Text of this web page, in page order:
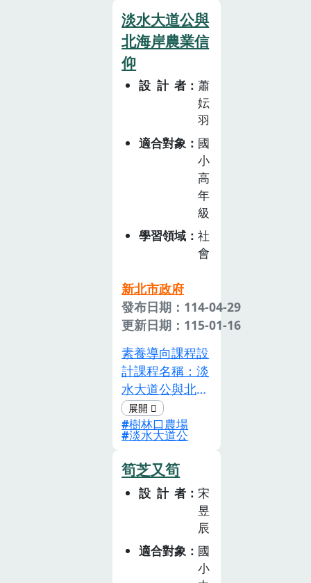
養成。就學校教
育來說，「食農
教育」可說是當
代社會重要的新
興議題。「民以
食為天」，飲食
可以連結從「土
地到餐桌」的過
程，透過瞭解食
物的來源、食物
與在地的關係，
能依據個人需求
做出適切及安心
的選擇。參與食
解各種農業活
動、關懷自然與
環境，進而覺察
農業的多功能性
與價值，並支持
在地農業與永續
發展。本手冊將
「食農教育」定
位為「議題」進
明食農教育的基
本理念、學習目
標、學習主題與
實質內涵，以作
為課程設計與教
學實施的基礎，
菜、龍葵、馬齒
莧、刺莧、野莧
等，皆為原住民
族飲食文化中的
重要作物。在種
植方式上，園區
融合傳統農法與
現代友善耕作技
術，維護生物多
康，同時展現出
原住民族順應自
然、尊重土地的
農事智慧。為推
與文化發展，園
區積極配合新北
市政府「特色
農‧主題遊」產
業品牌策略，並
串聯過往原民產
業推動成果，將
農業、文化、教
育與觀光相結
在地精神與文化
特色的農事體驗
程。來到這裡可
以認識每一種植
物背後的文化故
268號以世界僅
存的磺火漁船
「富吉268號」
為核心，致力保
存與傳承金山
「蹦火仔」磺火
漁法。（蹦火仔
2015起被登入
為新北市文化資
產，作業船隻數
2020年時只剩
富吉268號），
於2022年起結
陸上海陸導覽，
讓遊客體驗百年
漁村生活、製作
魚乾、海釣與親
手點火把等活
動。每年5月至9
月夜間海上蹦火
點魚，透過火光
與炸聲吸引青鱗
豔的光影漁獲奇
觀，並行銷在地
文化與永續友善
漁法，兼具教育
與旅遊意義。
「蹦火仔」是金
淡水大道公與
北海岸農業信
仰
設計者
蕭
妘
羽
適合對象
國
小
高
年
級
學習領域
社
會
新北市政府
發布日期：114-04-29
更新日期：115-01-16
素養導向課程設
計課程名稱：淡
水大道公與北海
岸農業信仰設計
理念淡水，在北
臺灣的開發史中
佔有很重要的地
位，不管是在漢
人在此拓墾、番
漢交易，在諸多
不同文化的薈萃
下，信仰上的呈
現也是相當的豐
樹林口農場
淡水大道公
筍芝又筍
設計者
宋
昱
辰
適合對象
國
小